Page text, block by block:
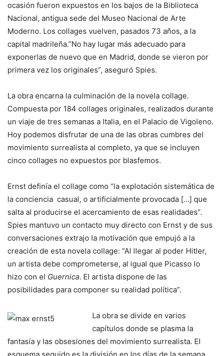
ocasión fueron expuestos en los bajos de la Biblioteca
Nacional, antigua sede del Museo Nacional de Arte
Moderno. Los collages vuelven, pasados 73 años, a la
capital madrileña.”No hay lugar más adecuado para
exponerlas de nuevo que en Madrid, donde se vieron por
primera vez los originales”, aseguró Spies.
La obra encarna la culminación de la novela collage.
Compuesta por 184 collages originales, realizados durante
un viaje de tres semanas a Italia, en el Palacio de Vigoleno.
Hoy podemos disfrutar de una de las obras cumbres del
movimiento surrealista al completo, ya que se incluyen
cinco collages no expuestos por blasfemos.
Ernst definía el collage como “la explotación sistemática de
la conciencia casual, o artificialmente provocada […] que
salta al producirse el acercamiento de esas realidades”.
Spies mantuvo un contacto muy directo con Ernst y de sus
conversaciones extrajo la motivación que empujó a la
creación de esta novela collage: “Al llegar al poder Hitler,
un artista debe comprometerse, al igual que Picasso lo
hizo con el Guernica. El artista dispone de las
posibilidades para componer su realidad política”.
La obra se divide en varios
capítulos donde se plasma la
fantasía y las obsesiones del movimiento surrealista. El